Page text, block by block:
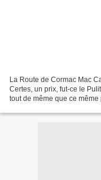
La Route de Cormac Mac
Certes, un prix, fut-ce le
tout de même que ce même